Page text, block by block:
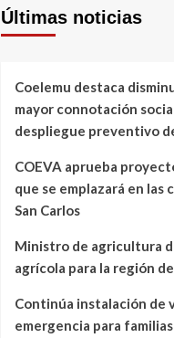
Últimas noticias
Coelemu destaca
mayor connotación
despliegue preventivo
COEVA aprueba
que se emplazará en las
San Carlos
Ministro de agricultura
agrícola para la región
Continúa instalación de
emergencia para